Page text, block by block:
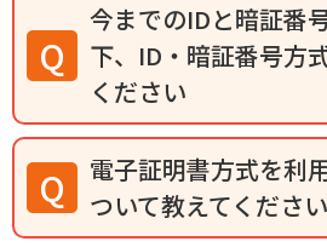
今までのIDと暗証番
下、ID・暗証番号方
ください
電子証明書方式を利
ついて教えてください